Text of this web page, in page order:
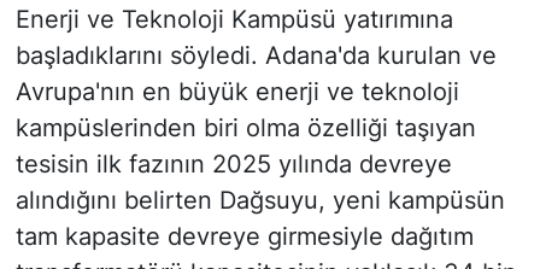
Enerji ve Teknoloji Kampüsü yatırımına
başladıklarını söyledi. Adana'da kurulan ve
Avrupa'nın en büyük enerji ve teknoloji
kampüslerinden biri olma özelliği taşıyan
tesisin ilk fazının 2025 yılında devreye
alındığını belirten Dağsuyu, yeni kampüsün
tam kapasite devreye girmesiyle dağıtım